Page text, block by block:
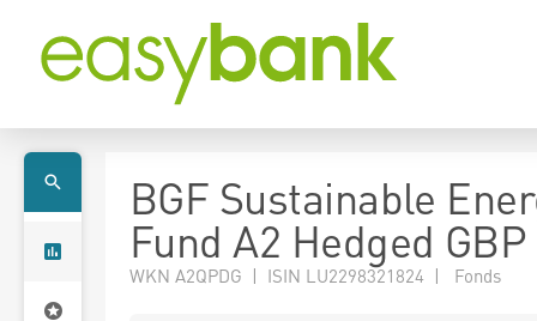
BGF Sustainable
Fund A2 Hedged GBP
WKN A2QPDG | ISIN LU2298321824 | Fonds